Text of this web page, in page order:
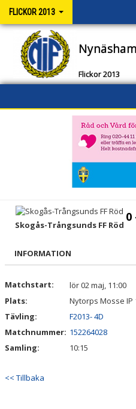
FLICKOR 2013
Flickor 2013
TRUPPEN
BILDGALLERI
KONTAKT
Skogås-Trångsunds FF Röd
0
INFORMATION
Matchstart:
lör 02 maj, 11:00
Plats:
Nytorps Mosse IP
Tävling:
F2013- 4D
Matchnummer: 152264028
Samling:
10:15
<< Tillbaka